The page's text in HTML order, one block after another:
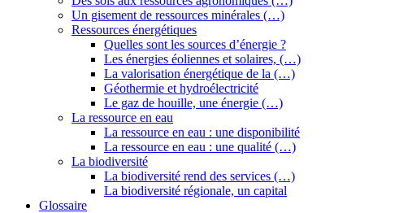
Un gisement de ressources minérales (…)
Ressources énergétiques
Quelles sont les sources d’énergie ?
Les énergies éoliennes et solaires, (…)
La valorisation énergétique de la (…)
Géothermie et hydroélectricité
Le gaz de houille, une énergie (…)
La ressource en eau
La ressource en eau : une disponibilité
La ressource en eau : une qualité (…)
La biodiversité
La biodiversité rend des services (…)
La biodiversité régionale, un capital
Glossaire